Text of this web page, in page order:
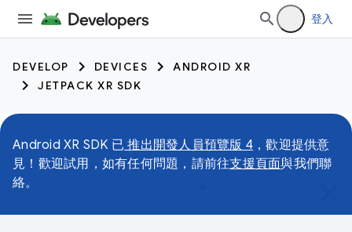
登入
DEVELOP DEVICES
ANDROID XR
JETPACK XR SDK
Android XR SDK 已 推出開發人員預覽版 4 ，歡迎提供意
見！歡迎試用，如有任何問題，請前往支援頁面與我們聯
絡。